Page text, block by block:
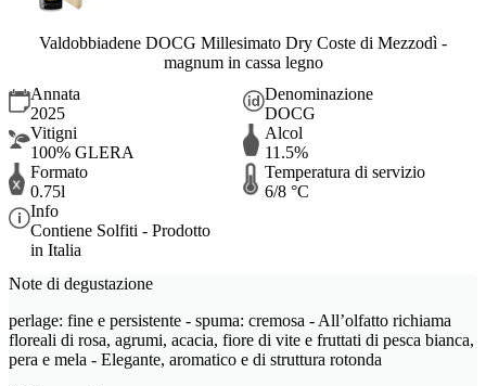
Valdobbiadene DOCG Millesimato Dry Coste di Mezzodì -
magnum in cassa legno
Annata
2025
Denominazione
DOCG
Vitigni
100% GLERA
Alcol
11.5%
Formato
0.75l
Temperatura di servizio
6/8 °C
Info
Contiene Solfiti - Prodotto
in Italia
Note di degustazione
perlage: fine e persistente - spuma: cremosa - All’olfatto richiama
floreali di rosa, agrumi, acacia, fiore di vite e fruttati di pesca bianca,
pera e mela - Elegante, aromatico e di struttura rotonda